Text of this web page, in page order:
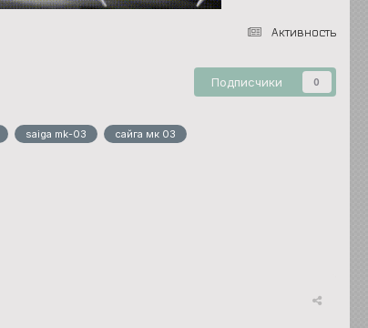
Активность
Подписчики 0
saiga mk-03 сайга мк 03